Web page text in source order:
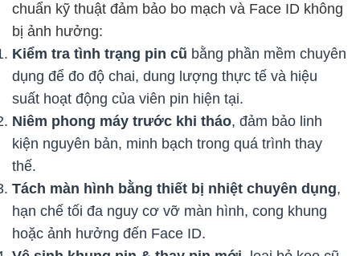
chuẩn kỹ thuật đảm bảo bo mạch và Face ID không
bị ảnh hưởng:
Kiểm tra tình trạng pin cũ bằng phần mềm chuyên
dụng để đo độ chai, dung lượng thực tế và hiệu
suất hoạt động của viên pin hiện tại.
Niêm phong máy trước khi tháo, đảm bảo linh
kiện nguyên bản, minh bạch trong quá trình thay
thế.
Tách màn hình bằng thiết bị nhiệt chuyên dụng,
hạn chế tối đa nguy cơ vỡ màn hình, cong khung
hoặc ảnh hưởng đến Face ID.